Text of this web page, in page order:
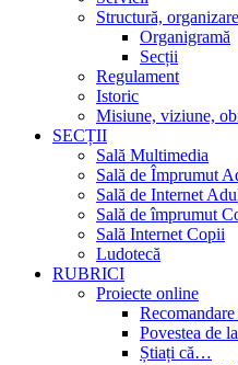
Structură,
Organigramă
Secții
Regulament
Istoric
Misiune, viziune,
SECȚII
Sală Multimedia
Sală de Împrumut
Sală de Internet
Sală de împrumut
Sală Internet Copii
Ludotecă
RUBRICI
Proiecte online
Povestea de
Știați că…